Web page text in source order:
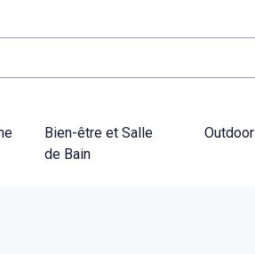
Bien-être et Salle
de Bain
Outdoor